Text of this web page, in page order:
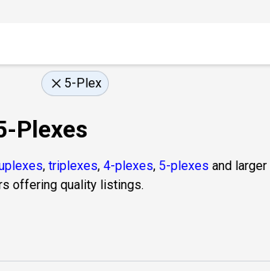
5-Plex
Plexes
, triplexes, 4-plexes, 5-plexes and
offering quality listings.